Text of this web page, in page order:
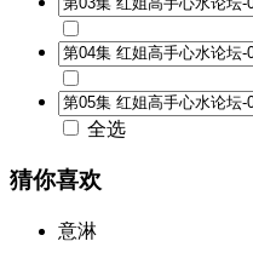
全选
猜你喜欢
意淋